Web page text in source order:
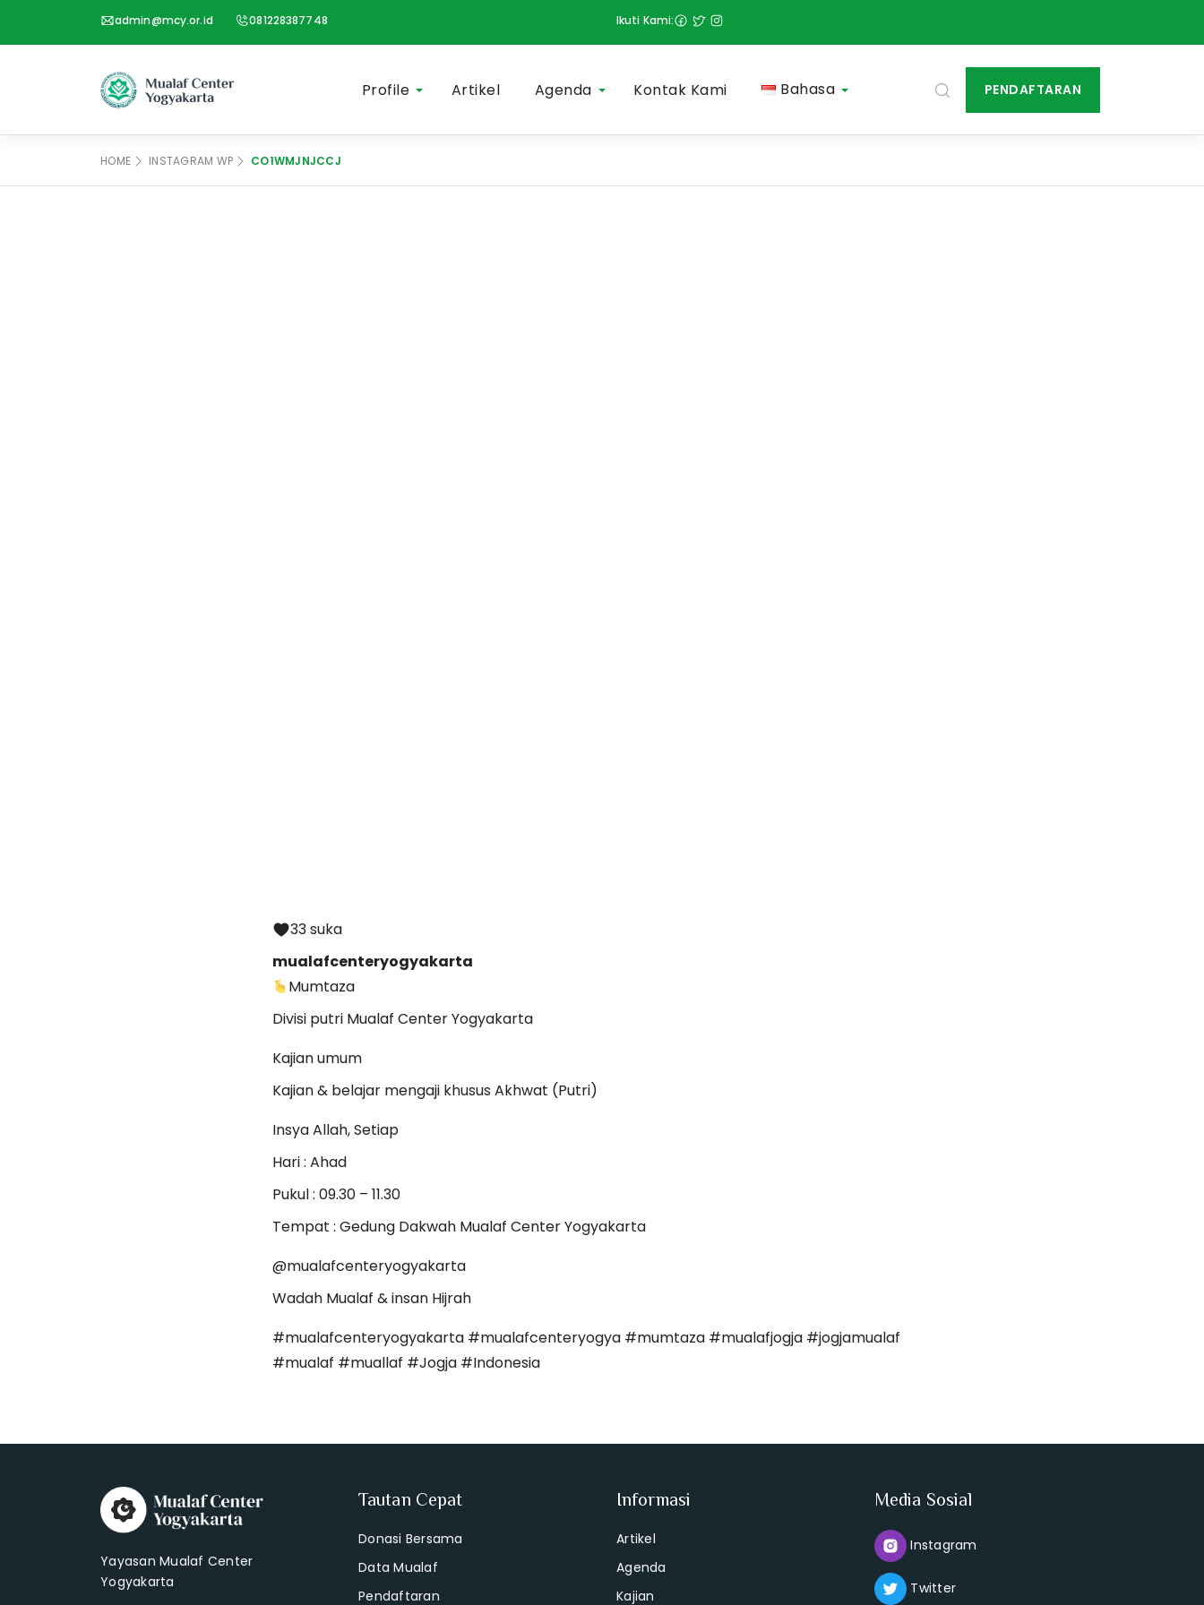
admin@mcy.or.id 081228387748 Ikuti Kami:
Profile MoreArtikel Agenda MoreKontak Kami Bahasa PENDAFTARAN
HOME INSTAGRAM WP CO1WMJNJCCJ
33 suka
mualafcenteryogyakarta
Mumtaza
Divisi putri Mualaf Center Yogyakarta
Kajian umum
Kajian & belajar mengaji khusus Akhwat (Putri)
Insya Allah, Setiap
Hari : Ahad
Pukul : 09.30 – 11.30
Tempat : Gedung Dakwah Mualaf Center Yogyakarta
@mualafcenteryogyakarta
Wadah Mualaf & insan Hijrah
#mualafcenteryogyakarta #mualafcenteryogya #mumtaza #mualafjogja #jogjamualaf
#mualaf #muallaf #Jogja #Indonesia
Yayasan Mualaf Center
Yogyakarta
Tautan Cepat
Donasi Bersama
Data Mualaf
Pendaftaran
Informasi
Artikel
Agenda
Kajian
Media Sosial
Instagram
Twitter